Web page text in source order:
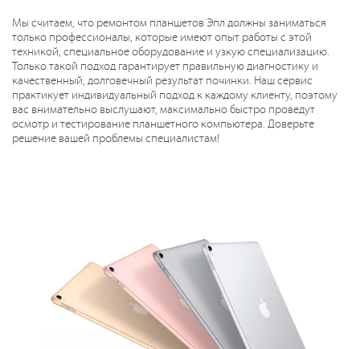
Мы считаем, что ремонтом планшетов Эпл должны заниматься
только профессионалы, которые имеют опыт работы с этой
техникой, специальное оборудование и узкую специализацию.
Только такой подход гарантирует правильную диагностику и
качественный, долговечный результат починки. Наш сервис
практикует индивидуальный подход к каждому клиенту, поэтому
вас внимательно выслушают, максимально быстро проведут
осмотр и тестирование планшетного компьютера. Доверьте
решение вашей проблемы специалистам!